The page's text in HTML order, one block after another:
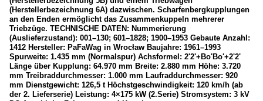
(Herstellerbezeichnung 6A) dazwischen. Scharfenbergkupplungen
an den Enden ermöglicht das Zusammenkuppeln mehrerer
Triebzüge. TECHNISCHE DATEN: Nummerierung
(Auslieferzustand): 001–130; 601–1828; 1900–1953 Gebaute Anzahl:
1412 Hersteller: PaFaWag in Wrocław Baujahre: 1961–1993
Spurweite: 1.435 mm (Normalspur) Achsformel: 2'2'+Bo'Bo'+2'2'
Länge über Kupplung: 64.970 mm Breite: 2.880 mm Höhe: 3.720
mm Treibraddurchmesser: 1.000 mm Laufraddurchmesser: 920
mm Dienstgewicht: 126,5 t Höchstgeschwindigkeit: 120 km/h (ab
der 2. Lieferserie) Leistung: 4×175 kW (2.Serie) Stromsystem: 3 kV